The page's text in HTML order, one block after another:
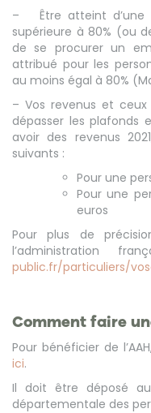
– Être atteint d’une
supérieure à 80% (ou
de se procurer un
attribué pour les
au moins égal à 80%
– Vos revenus et
dépasser les plafonds
avoir des revenus
suivants :
Pour une
Pour une
euros
Pour plus de
l’administration
public.fr/particuliers/
Comment faire
Pour bénéficier de
ici.
Il doit être déposé
départementale des